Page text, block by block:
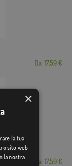
Da: 17,59 €
Da: 17,59 €
×
la tua
sito web
la nostra